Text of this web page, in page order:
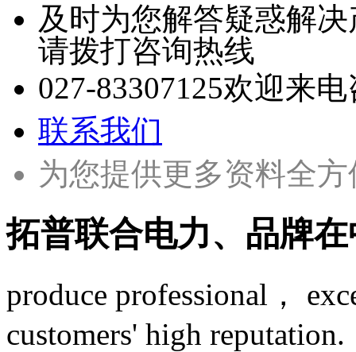
及时为您解答疑惑解
请拨打咨询热线
027-83307125欢迎来电
联系我们
为您提供更多资料全
拓普联合电力、品牌
produce professional，
customers' high reputation.